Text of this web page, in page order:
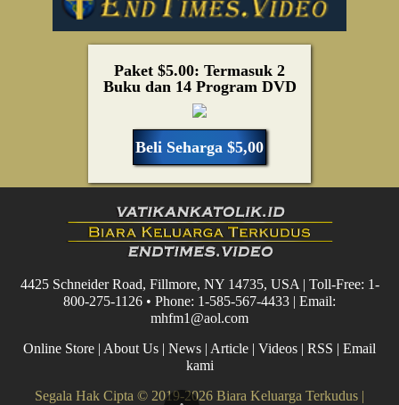
Paket $5.00: Termasuk 2
Buku dan 14 Program DVD
Beli Seharga $5,00
4425 Schneider Road, Fillmore, NY 14735, USA | Toll-Free: 1-
800-275-1126 • Phone: 1-585-567-4433 | Email:
mhfm1@aol.com
Online Store | About Us | News | Article | Videos | RSS | Email
kami
Segala Hak Cipta © 2019-2026 Biara Keluarga Terkudus |